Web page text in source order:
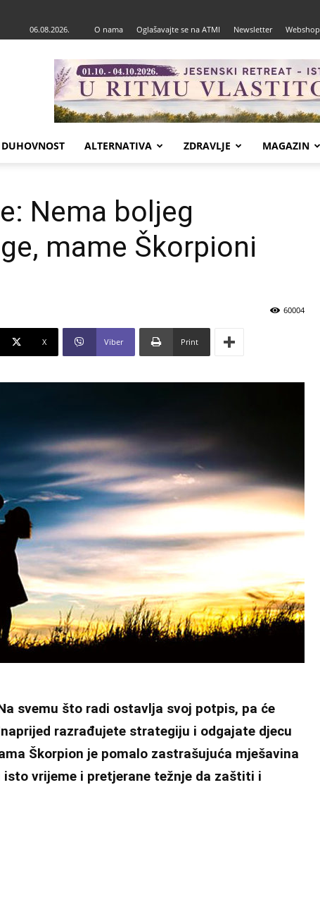
06.08.2026. O nama Oglašavajte se na ATMI Newsletter Webshop
DUHOVNOST ALTERNATIVA ZDRAVLJE MAGAZIN
Nema boljeg
mame Škorpioni
60004
X Viber Print
svemu što radi ostavlja svoj potpis, pa će
razrađujete strategiju i odgajate djecu
Škorpion je pomalo zastrašujuća mješavina
vrijeme i pretjerane težnje da zaštiti i